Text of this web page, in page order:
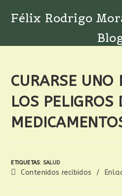
Félix Rodrigo
CURARSE UNO
LOS PELIGROS
ETIQUETAS: SALUD
Contenidos recibidos /